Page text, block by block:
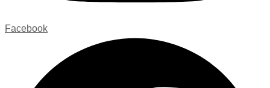
Facebook